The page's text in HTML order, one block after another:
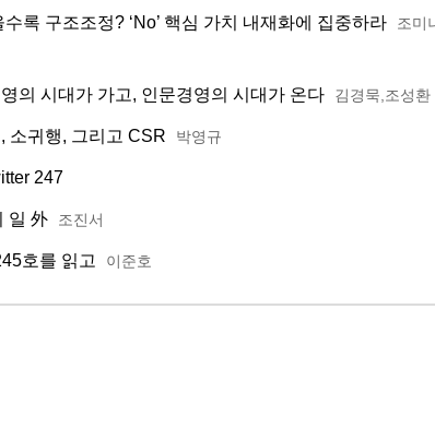
수록 구조조정? ‘No’ 핵심 가치 내재화에 집중하라 조미
의 시대가 가고, 인문경영의 시대가 온다 김경묵,조성환
소귀행, 그리고 CSR 박영규
247
일 外 조진서
호를 읽고 이준호